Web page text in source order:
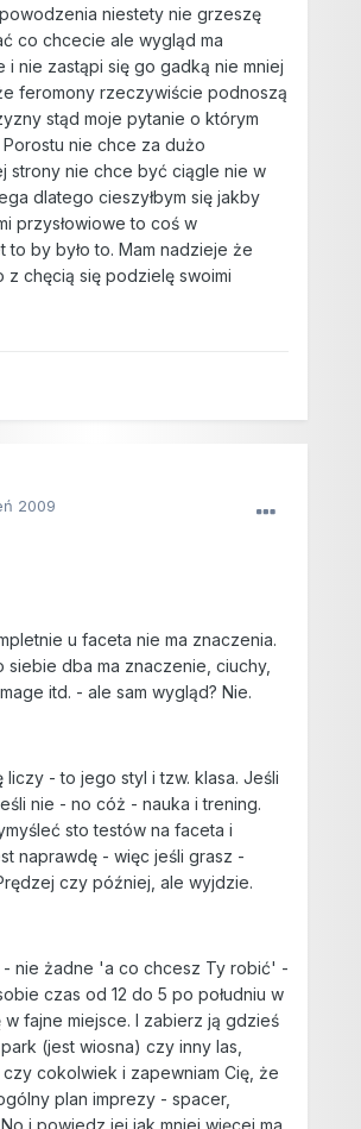
niestety nie grzeszę
co chcecie ale wygląd ma
i nie zastąpi się go gadką nie mniej
feromony rzeczywiście podnoszą
stąd moje pytanie o którym
Porostu nie chce za dużo
strony nie chce być ciągle nie w
dlatego cieszyłbym się jakby
przysłowiowe to coś w
by było to. Mam nadzieje że
chęcią się podzielę swoimi
2009
u faceta nie ma znaczenia.
dba ma znaczenie, ciuchy,
itd. - ale sam wygląd? Nie.
liczy - to jego styl i tzw. klasa. Jeśli
nie - no cóż - nauka i trening.
sto testów na faceta i
naprawdę - więc jeśli grasz -
czy później, ale wyjdzie.
- nie żadne 'a co chcesz Ty robić' -
czas od 12 do 5 po południu w
fajne miejsce. I zabierz ją gdzieś
(jest wiosna) czy inny las,
czy cokolwiek i zapewniam Cię, że
plan imprezy - spacer,